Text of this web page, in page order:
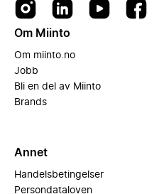
Om Miinto
Om miinto.no
Jobb
Bli en del av Miinto
Brands
Annet
Handelsbetingelser
Persondataloven